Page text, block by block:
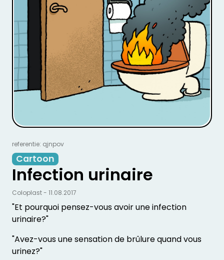
referentie: qjnpov
Cartoon
Infection urinaire
"Et pourquoi pensez-vous avoir une infection
urinaire?"
"Avez-vous une sensation de brûlure quand vous
urinez?"
Coloplast - 11.08.2017